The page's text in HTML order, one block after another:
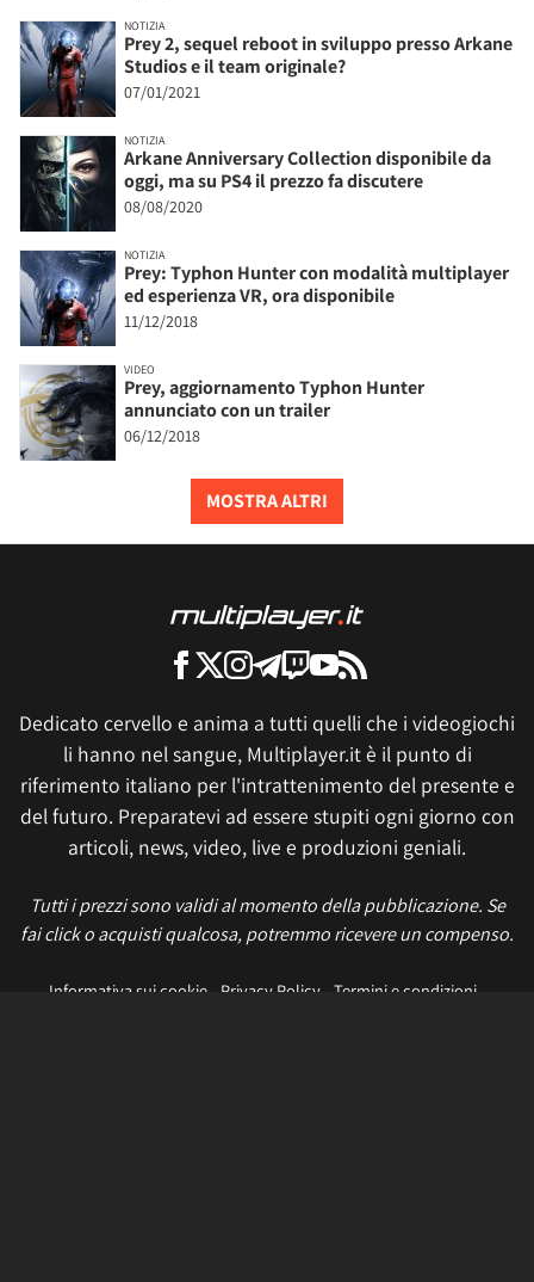
NOTIZIA
Prey 2, sequel reboot in sviluppo presso Arkane
Studios e il team originale?
07/01/2021
NOTIZIA
Arkane Anniversary Collection disponibile da
oggi, ma su PS4 il prezzo fa discutere
08/08/2020
NOTIZIA
Prey: Typhon Hunter con modalità multiplayer
ed esperienza VR, ora disponibile
11/12/2018
VIDEO
Prey, aggiornamento Typhon Hunter
annunciato con un trailer
06/12/2018
MOSTRA ALTRI
Dedicato cervello e anima a tutti quelli che i videogiochi
li hanno nel sangue, Multiplayer.it è il punto di
riferimento italiano per l'intrattenimento del presente e
del futuro. Preparatevi ad essere stupiti ogni giorno con
articoli, news, video, live e produzioni geniali.
Tutti i prezzi sono validi al momento della pubblicazione. Se
fai click o acquisti qualcosa, potremmo ricevere un compenso.
Informativa sui cookie Privacy Policy
Termini e condizioni